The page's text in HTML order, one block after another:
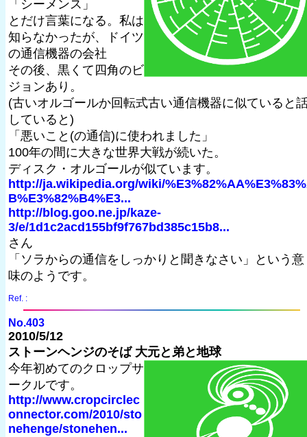
「シーメンス」
とだけ言葉になる。私は
知らなかったが、ドイツ
の通信機器の会社
その後、黒くて四角のビ
ジョンあり。
(古いオルゴールか回転式古い通信機器に似ていると
していると)
「悪いこと(の通信)に使われました」
100年の間に大きな世界大戦が続いた。
ディスク・オルゴールが似ています。
http://ja.wikipedia.org/wiki/
B%E3%82%B4%E3...
http://blog.goo.ne.jp/kaze-
3/e/1d1c2acd155bf9f767bd385c15b8...
さん
「ソラからの通信をしっかりと聞きなさい」という意
味のようです。
Ref. :
No.403
2010/5/12
ストーンヘンジのそば 大元と弟と地球
今年初めてのクロップサ
ークルです。
http://www.cropcirclec
onnector.com/2010/sto
nehenge/stonehen...